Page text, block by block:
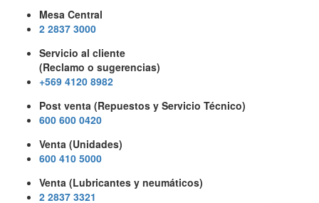
Mesa Central
2 2837 3000
Servicio al cliente
(Reclamo o sugerencias)
+569 4120 8982
Post venta (Repuestos y Servicio Técnico)
600 600 0420
Venta (Unidades)
600 410 5000
Venta (Lubricantes y neumáticos)
2 2837 3321